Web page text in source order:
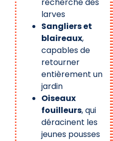
larves
Sangliers et
blaireaux,
capables de
retourner
entièrement un
jardin
Oiseaux
fouilleurs, qui
déracinent les
jeunes pousses